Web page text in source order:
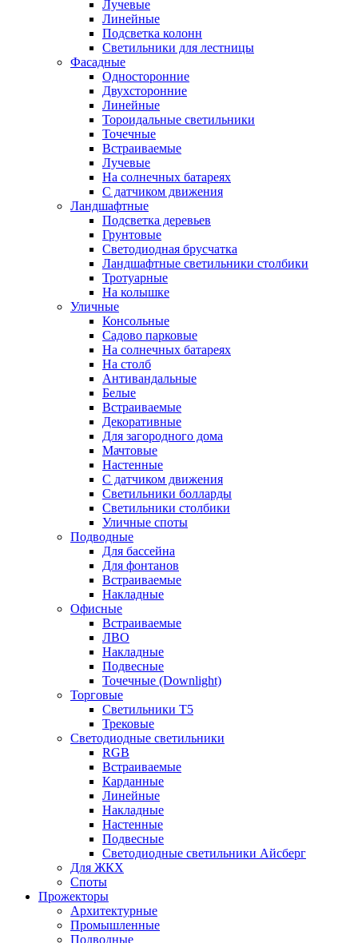
Лучевые
Линейные
Подсветка колонн
Светильники для лестницы
Фасадные
Односторонние
Двухсторонние
Линейные
Тороидальные светильники
Точечные
Встраиваемые
Лучевые
На солнечных батареях
С датчиком движения
Ландшафтные
Подсветка деревьев
Грунтовые
Светодиодная брусчатка
Ландшафтные светильники столбики
Тротуарные
На колышке
Уличные
Консольные
Садово парковые
На солнечных батареях
На столб
Антивандальные
Белые
Встраиваемые
Декоративные
Для загородного дома
Мачтовые
Настенные
С датчиком движения
Светильники болларды
Светильники столбики
Уличные споты
Подводные
Для бассейна
Для фонтанов
Встраиваемые
Накладные
Офисные
Встраиваемые
ЛВО
Накладные
Подвесные
Точечные (Downlight)
Торговые
Светильники Т5
Трековые
Светодиодные светильники
RGB
Встраиваемые
Карданные
Линейные
Накладные
Настенные
Подвесные
Светодиодные светильники Айсберг
Для ЖКХ
Споты
Прожекторы
Архитектурные
Промышленные
Подводные